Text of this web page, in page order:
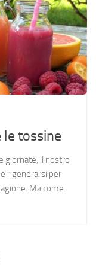
le tossine
giornate, il nostro
rigenerarsi per
Ma come